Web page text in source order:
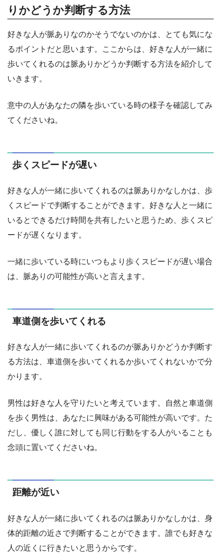
りかどうか判断する方法
好きな人が脈ありなのかそうでないのかは、とても気にな
るポイントだと思います。ここからは、好きな人が一緒に
歩いてくれるのは脈ありかどうか判断する方法を紹介して
いきます。
意中の人があなたの隣を歩いている時の様子を確認してみ
てくださいね。
歩くスピードが遅い
好きな人が一緒に歩いてくれるのは脈ありかなしかは、歩
くスピードで判断することができます。好きな人と一緒に
いるとできるだけ時間を共有したいと思うため、歩くスピ
ードが遅くなります。
一緒に歩いている時にいつもより歩くスピードが遅い場合
は、脈ありの可能性が高いと言えます。
車道側を歩いてくれる
好きな人が一緒に歩いてくれるのが脈ありかどうか判断す
る方法は、車道側を歩いてくれるか歩いてくれないかで分
かります。
男性は好きな人を守りたいと考えています。自然と車道側
を歩く男性は、あなたに興味がある可能性が高いです。た
だし、優しく誰に対しても同じ行動をする人がいることも
念頭に置いてくださいね。
距離が近い
好きな人が一緒に歩いてくれるのは脈ありかなしかは、身
体的距離の近さで判断することができます。誰でも好きな
人の近くに行きたいと思うからです。